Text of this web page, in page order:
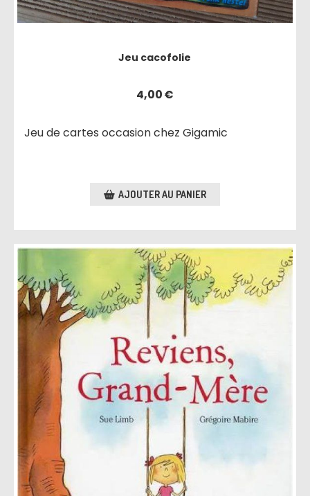
Jeu cacofolie
4,00€
Jeu de cartes occasion chez Gigamic
AJOUTER AU PANIER